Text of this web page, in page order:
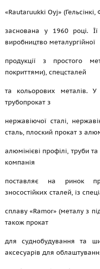
«Rautaruukki Oyj»
заснована у 1960 році.
виробництво металургійної
продукції з простого
покриттями), спецсталей
та кольорових металів. У
трубопрокат з
нержавіючої сталі,
сталь, плоский прокат з
алюмінієві профілі, труби
компанія
поставляє на ринок
зносостійких сталей, із
сплаву «Ramor» (металу з
також прокат
для суднобудування та
аксесуарів для